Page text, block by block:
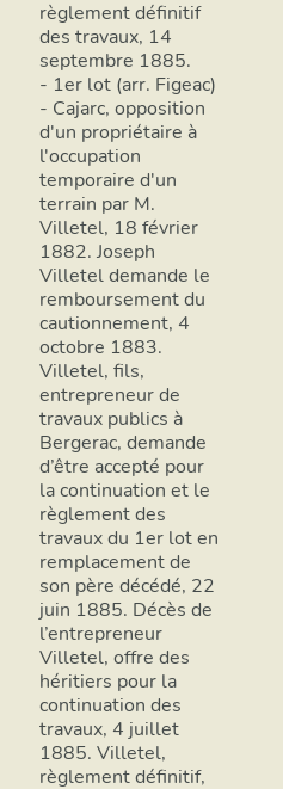
règlement définitif
des travaux, 14
septembre 1885.
- 1er lot (arr. Figeac)
- Cajarc, opposition
d'un propriétaire à
l'occupation
temporaire d'un
terrain par M.
Villetel, 18 février
1882. Joseph
Villetel demande le
remboursement du
cautionnement, 4
octobre 1883.
Villetel, fils,
entrepreneur de
travaux publics à
Bergerac, demande
d’être accepté pour
la continuation et le
règlement des
travaux du 1er lot en
remplacement de
son père décédé, 22
juin 1885. Décès de
l’entrepreneur
Villetel, offre des
héritiers pour la
continuation des
travaux, 4 juillet
1885. Villetel,
règlement définitif,